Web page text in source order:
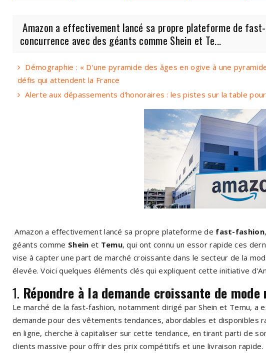
Amazon a effectivement lancé sa propre plateforme de
concurrence avec des géants comme Shein et Te...
Démographie : « D'une pyramide des âges en ogive à une
défis qui attendent la France
Alerte aux dépassements d'honoraires : les pistes sur la table
Amazon a effectivement lancé sa propre plateforme de fast-fashion
géants comme Shein et Temu, qui ont connu un essor rapide ces
vise à capter une part de marché croissante dans le secteur de la
élevée. Voici quelques éléments clés qui expliquent cette initiative
1. Répondre à la demande croissante de mode
Le marché de la fast-fashion, notamment dirigé par Shein et Temu, a
demande pour des vêtements tendances, abordables et disponibles
en ligne, cherche à capitaliser sur cette tendance, en tirant parti de
clients massive pour offrir des prix compétitifs et une livraison rapide.